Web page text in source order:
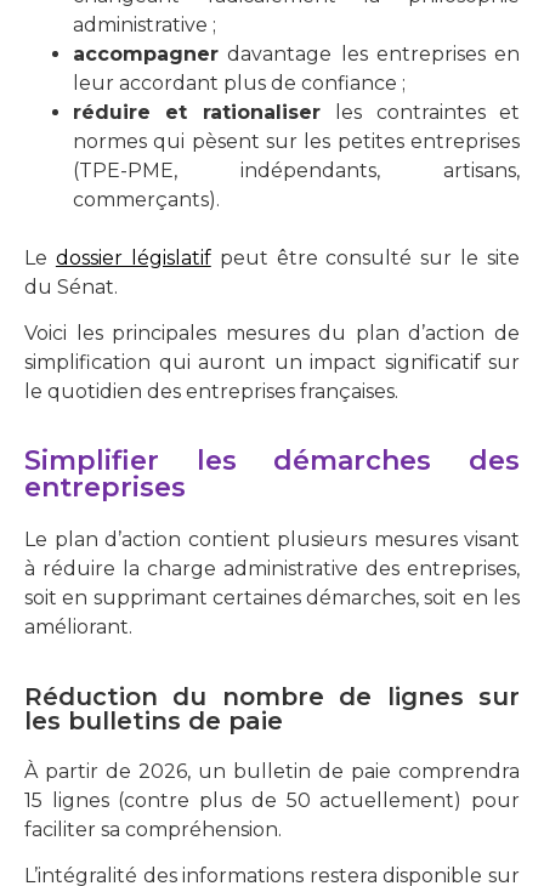
administrative ;
accompagner davantage les entreprises en
leur accordant plus de confiance ;
réduire et rationaliser
les contraintes et
normes qui pèsent sur les petites entreprises
(TPE-PME, indépendants, artisans,
commerçants).
Le dossier législatifpeut être consulté sur le site
du Sénat.
Voici les principales mesures du plan d’action de
simplification qui auront un impact significatif sur
le quotidien des entreprises françaises.
Simplifier les démarches des
entreprises
Le plan d’action contient plusieurs mesures visant
à réduire la charge administrative des entreprises,
soit en supprimant certaines démarches, soit en les
améliorant.
Réduction du nombre de lignes sur
les bulletins de paie
À partir de 2026, un bulletin de paie comprendra
15 lignes (contre plus de 50 actuellement) pour
faciliter sa compréhension.
L’intégralité des informations restera disponible sur